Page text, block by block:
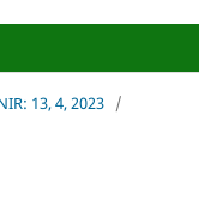
13, 4, 2023 /